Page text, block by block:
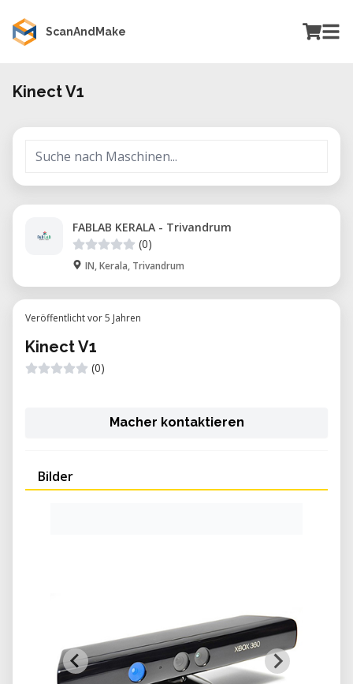
ScanAndMake
Kinect V1
FABLAB KERALA - Trivandrum
(0)
IN, Kerala, Trivandrum
Veröffentlicht vor 5 Jahren
Kinect V1
(0)
Macher kontaktieren
Bilder